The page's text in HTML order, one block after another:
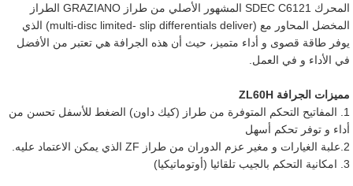
المحرك SDEC C6121 المشهور الأصلي من طراز GRAZIANO الطراز
المخضل المحاور مع (multi-disc limited- slip differentials deliver) الذي
يوفر طاقة قصوى و أداء متميز، حيث أن هذه الجرافة هي تعتبر من الأفضل
في الأداء و في العمل.
مميزات الجرافة ZL60H
1. المفاتيح التحكم المتوفرة من طراز (كيك داون) الضغط للأسفل تحسن من
أداء و توفر تحكم أسهل
2.علبة الغيارات و مغير عزم الدوران من طراز ZF الذي يمكن الاعتماد عليه.
3. امكانية التحكم بالجيب تلقائيا (أوتوماتيكيا)